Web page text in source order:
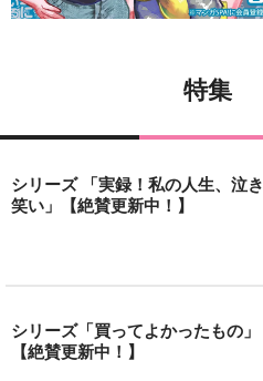
特集
シリーズ 「実録！私の人生、泣き
笑い」【絶賛更新中！】
シリーズ「買ってよかったもの」
【絶賛更新中！】